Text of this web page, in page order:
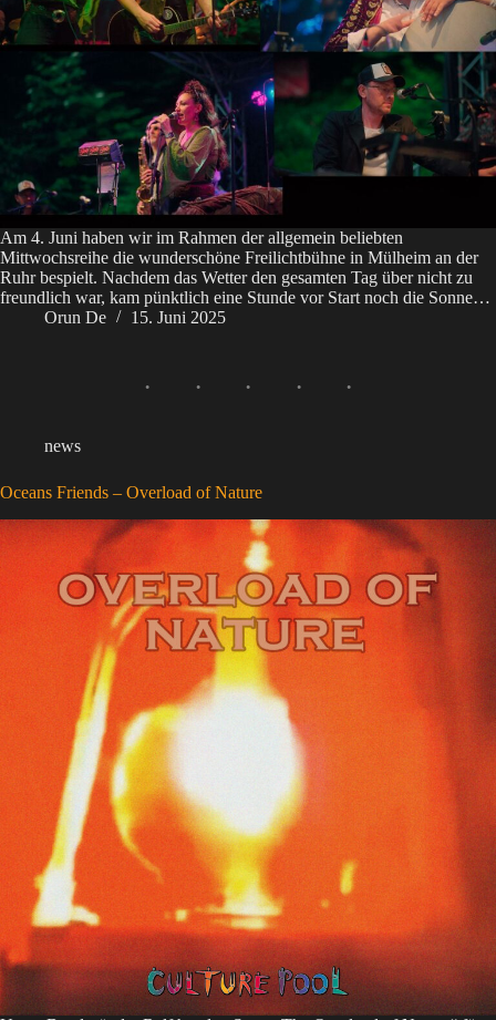
Am 4. Juni haben wir im Rahmen der allgemein beliebten
Mittwochsreihe die wunderschöne Freilichtbühne in Mülheim an der
Ruhr bespielt. Nachdem das Wetter den gesamten Tag über nicht zu
freundlich war, kam pünktlich eine Stunde vor Start noch die Sonne…
Orun De
15. Juni 2025
news
Oceans Friends – Overload of Nature